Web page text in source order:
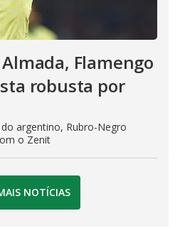
Flamengo
robusta por
argentino, Rubro-Negro
o Zenit
NOTÍCIAS